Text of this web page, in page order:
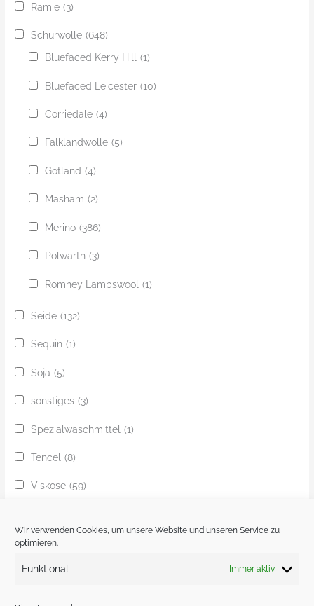
Wir verwenden Cookies, um unsere Website und unseren Service zu
optimieren.
Funktional Immer aktiv
Ramie (3)
Schurwolle (648)
Bluefaced Kerry Hill (1)
Bluefaced Leicester (10)
Corriedale (4)
Falklandwolle (5)
Gotland (4)
Masham (2)
Merino (386)
Polwarth (3)
Romney Lambswool (1)
Seide (132)
Sequin (1)
Soja (5)
sonstiges (3)
Spezialwaschmittel (1)
Tencel (8)
Viskose (59)
Ziege
Zobel (1)